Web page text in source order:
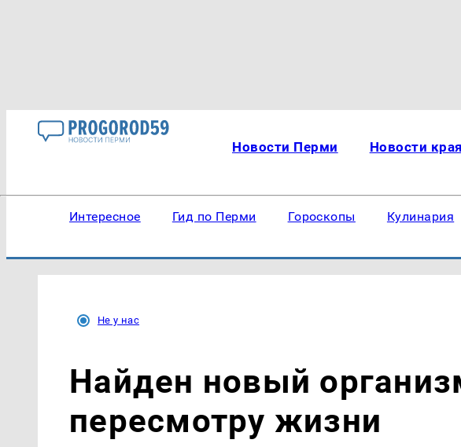
Новости Перми Новости края
Интересное Гид по Перми Гороскопы Кулинария
Не у нас
Найден новый
пересмотру жизни